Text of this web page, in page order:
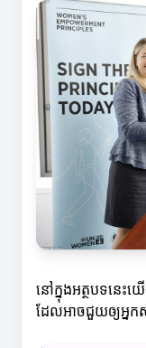
នៅក្នុងអត្ថបទនេះ
ដែលអាចជួយឲ្យអ្